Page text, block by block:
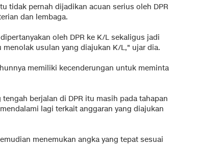
tidak pernah dijadikan acuan serius oleh DPR
dan lembaga.
oleh DPR ke K/L sekaligus jadi
usulan yang diajukan K/L," ujar dia.
memiliki kecenderungan untuk meminta
berjalan di DPR itu masih pada tahapan
lagi terkait anggaran yang diajukan
menemukan angka yang tepat sesuai